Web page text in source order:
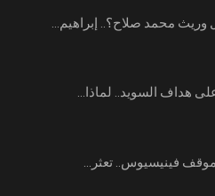
وريث محمد صلاح؟.. إبراهيم…
هداف السويد.. لماذا…
فينيسيوس.. تعثر…